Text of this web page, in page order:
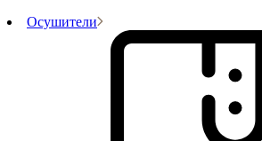
Осушители